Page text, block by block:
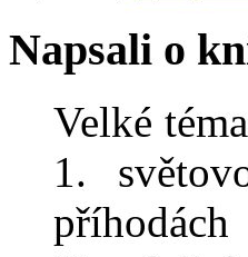
Napsali o
Velké
1.